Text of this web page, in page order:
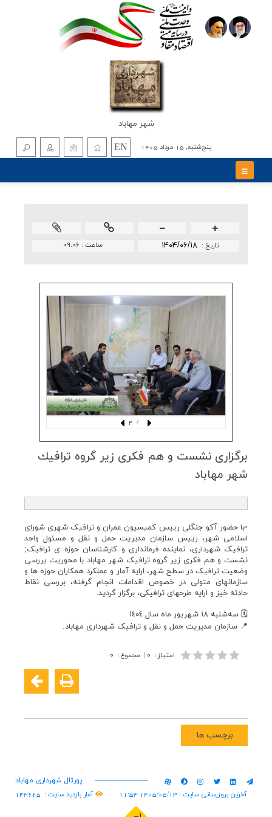
شهر مهاباد
پنج‌شنبه, 15 مرداد 1405 EN
ساعت : ۰۹:۰۶ تاريخ : ۱۴۰۴/۰۶/۱۸
/ 4
برگزاری نشست و هم فكری زیر گروه ترافیك
شهر مهاباد
▫️با حضور آکو جنگلی رییس کمیسیون عمران و ترافیک شهری شورای
اسلامی شهر، رییس سازمان مدیریت حمل و نقل و مسئول واحد
ترافیک شهرداری، نمایندە فرمانداری و کارشناسان حوزە ی ترافیک;
نشست و هم فکری زیر گروه ترافیک شهر مهاباد با محوریت بررسی
وضعیت ترافیک در سطح شهر، ارایه آمار و عملکرد همکاران حوزه ها و
سازمانهای متولی در خصوص اقدامات انجام گرفته، بررسی نقاط
حادثه خیز و ارایه طرحهای ترافیکی، برگزار گردید.
🗓 سەشنبە ١٨ شهریور ماه سال ١٤٠٤
📍 سازمان مدیریت حمل و نقل و ترافیک شهرداری مهاباد.
امتیاز : ۰ | مجموع : ۰
برچسب ها
پورتال شهرداری مهاباد
آخرین بروزرسانی سایت : 1405/05/13 11:53
آمار بازدید سایت : 143625